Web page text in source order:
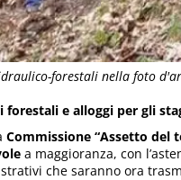
forestali nella foto
forestali e alloggi per gli
Commissione “Assetto del
a maggioranza, con
che saranno ora